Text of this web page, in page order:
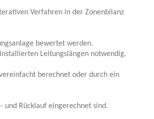
Verfahren in der Zonenbilanz
bewertet werden.
Leitungslängen notwendig.
berechnet oder durch ein
und Rücklauf eingerechnet sind.